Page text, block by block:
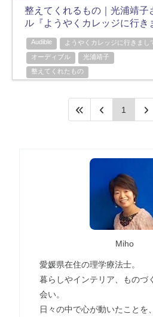
整えてくれるもの｜光浦靖子
ル『ようやくカレッジに行き
Audible
ようやくカレッジに行きまし
オーディブル
光浦靖子
整えてくれたもの
1
Miho
愛媛県在住の理学療法士。
暮らしやインテリア、ものづ
会い。
日々の中で心が動いたことを